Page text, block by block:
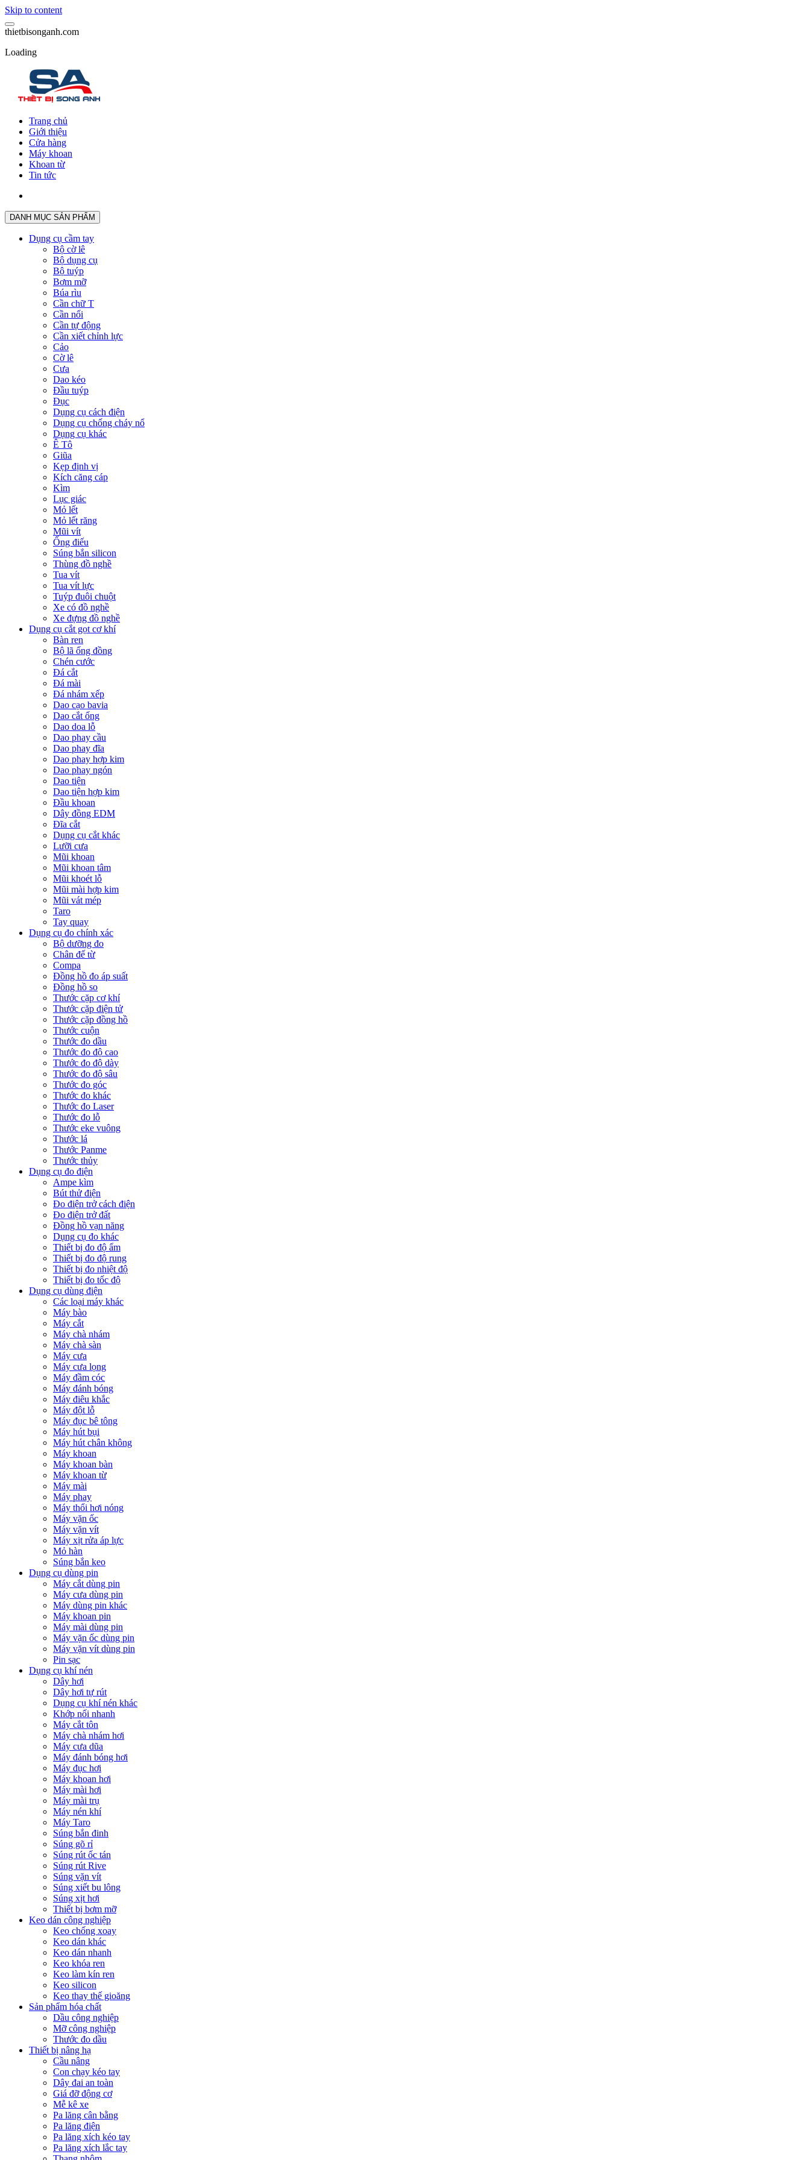
Skip to content
thietbisonganh.com
Loading
Trang chủ
Giới thiệu
Cửa hàng
Máy khoan
Khoan từ
Tin tức
DANH MỤC SẢN PHẨM
Dụng cụ cầm tay
Bộ cờ lê
Bộ dụng cụ
Bộ tuýp
Bơm mỡ
Búa rìu
Cần chữ T
Cần nối
Cần tự động
Cần xiết chỉnh lực
Cảo
Cờ lê
Cưa
Dao kéo
Đầu tuýp
Đục
Dụng cụ cách điện
Dụng cụ chống cháy nổ
Dụng cụ khác
Ê Tô
Giũa
Kẹp định vị
Kích căng cáp
Kìm
Lục giác
Mỏ lết
Mỏ lết răng
Mũi vít
Ống điếu
Súng bắn silicon
Thùng đồ nghề
Tua vít
Tua vít lực
Tuýp đuôi chuột
Xe có đồ nghề
Xe đựng đồ nghề
Dụng cụ cắt gọt cơ khí
Bàn ren
Bộ lã ống đồng
Chén cước
Đá cắt
Đá mài
Đá nhám xếp
Dao cạo bavia
Dao cắt ống
Dao doa lỗ
Dao phay cầu
Dao phay đĩa
Dao phay hợp kim
Dao phay ngón
Dao tiện
Dao tiện hợp kim
Đầu khoan
Dây đồng EDM
Đĩa cắt
Dụng cụ cắt khác
Lưỡi cưa
Mũi khoan
Mũi khoan tâm
Mũi khoét lỗ
Mũi mài hợp kim
Mũi vát mép
Taro
Tay quay
Dụng cụ đo chính xác
Bộ dưỡng đo
Chân đế từ
Compa
Đồng hồ đo áp suất
Đồng hồ so
Thước cặp cơ khí
Thước cặp điện tử
Thước cặp đồng hồ
Thước cuộn
Thước đo dầu
Thước đo độ cao
Thước đo độ dày
Thước đo độ sâu
Thước đo góc
Thước đo khác
Thước đo Laser
Thước đo lỗ
Thước eke vuông
Thước lá
Thước Panme
Thước thủy
Dụng cụ đo điện
Ampe kìm
Bút thử điện
Đo điện trở cách điện
Đo điện trở đất
Đồng hồ vạn năng
Dụng cụ đo khác
Thiết bị đo độ ẩm
Thiết bị đo độ rung
Thiết bị đo nhiệt độ
Thiết bị đo tốc độ
Dụng cụ dùng điện
Các loại máy khác
Máy bào
Máy cắt
Máy chà nhám
Máy chà sàn
Máy cưa
Máy cưa lọng
Máy đầm cóc
Máy đánh bóng
Máy điêu khắc
Máy đột lỗ
Máy đục bê tông
Máy hút bụi
Máy hút chân không
Máy khoan
Máy khoan bàn
Máy khoan từ
Máy mài
Máy phay
Máy thổi hơi nóng
Máy vặn ốc
Máy vặn vít
Máy xịt rửa áp lực
Mỏ hàn
Súng bắn keo
Dụng cụ dùng pin
Máy cắt dùng pin
Máy cưa dùng pin
Máy dùng pin khác
Máy khoan pin
Máy mài dùng pin
Máy vặn ốc dùng pin
Máy vặn vít dùng pin
Pin sạc
Dụng cụ khí nén
Dây hơi
Dây hơi tự rút
Dụng cụ khí nén khác
Khớp nối nhanh
Máy cắt tôn
Máy chà nhám hơi
Máy cưa dũa
Máy đánh bóng hơi
Máy đục hơi
Máy khoan hơi
Máy mài hơi
Máy mài trụ
Máy nén khí
Máy Taro
Súng bắn đinh
Súng gõ rỉ
Súng rút ốc tán
Súng rút Rive
Súng vặn vít
Súng xiết bu lông
Súng xịt hơi
Thiết bị bơm mỡ
Keo dán công nghiệp
Keo chống xoay
Keo dán khác
Keo dán nhanh
Keo khóa ren
Keo làm kín ren
Keo silicon
Keo thay thế gioăng
Sản phẩm hóa chất
Dầu công nghiệp
Mỡ công nghiệp
Thước đo dầu
Thiết bị nâng hạ
Cầu nâng
Con chạy kéo tay
Dây đai an toàn
Giá đỡ động cơ
Mễ kê xe
Pa lăng cân bằng
Pa lăng điện
Pa lăng xích kéo tay
Pa lăng xích lắc tay